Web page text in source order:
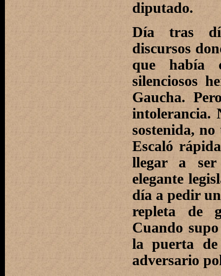
diputado.
Día tras
discursos
que había
silenciosos
Gaucha.
intolerancia.
sostenida,
Escaló
llegar a
elegante
día a pedir
repleta de
Cuando
la puerta
adversario